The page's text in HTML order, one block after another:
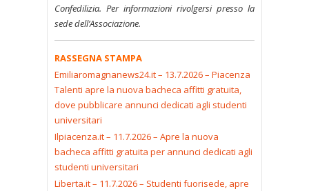
Confedilizia. Per informazioni rivolgersi presso la
sede dell’Associazione.
RASSEGNA STAMPA
Emiliaromagnanews24.it – 13.7.2026 – Piacenza
Talenti apre la nuova bacheca affitti gratuita,
dove pubblicare annunci dedicati agli studenti
universitari
Ilpiacenza.it – 11.7.2026 – Apre la nuova
bacheca affitti gratuita per annunci dedicati agli
studenti universitari
Liberta.it – 11.7.2026 – Studenti fuorisede, apre